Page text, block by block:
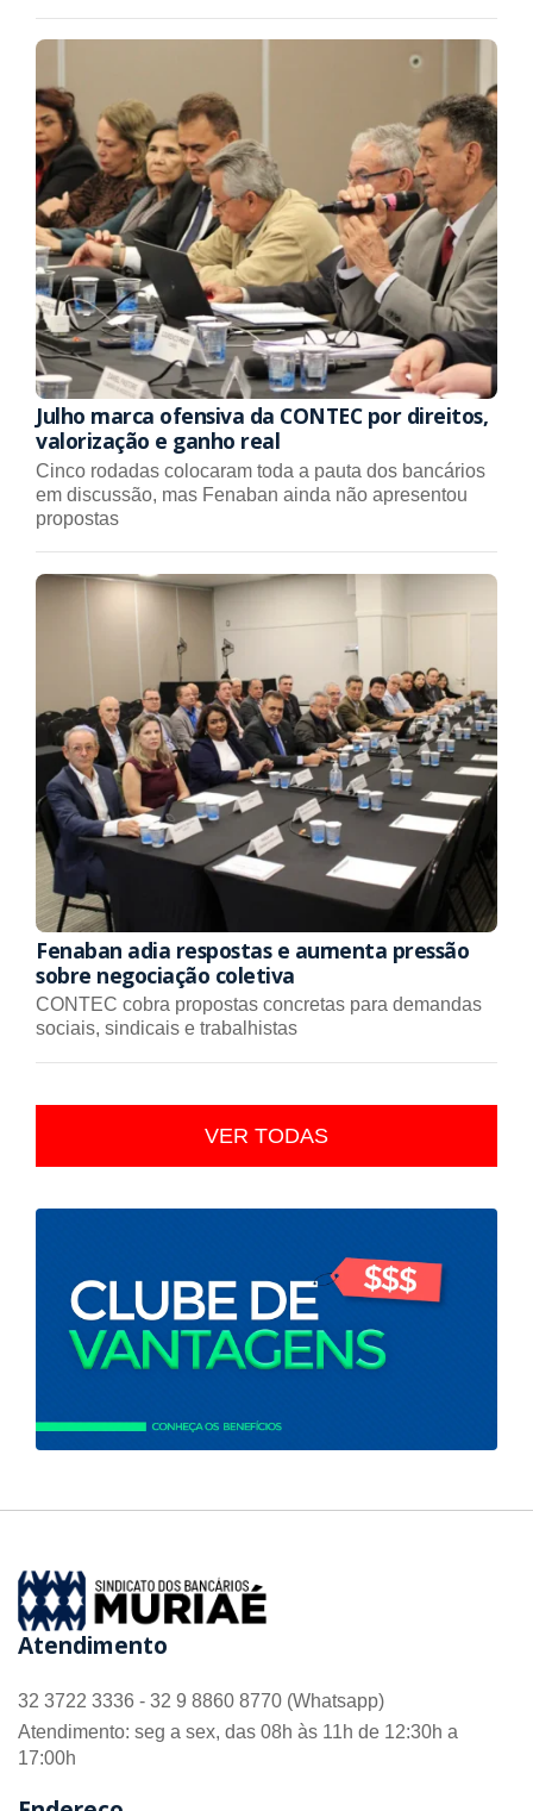
Julho marca ofensiva da CONTEC por direitos,
valorização e ganho real
Cinco rodadas colocaram toda a pauta dos bancários
em discussão, mas Fenaban ainda não apresentou
propostas
Fenaban adia respostas e aumenta pressão
sobre negociação coletiva
CONTEC cobra propostas concretas para demandas
sociais, sindicais e trabalhistas
VER TODAS
Atendimento
32 3722 3336 - 32 9 8860 8770 (Whatsapp)
Atendimento: seg a sex, das 08h às 11h de 12:30h a
17:00h